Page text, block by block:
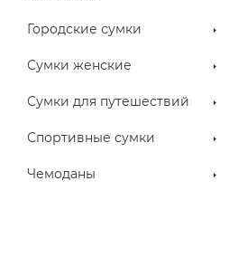
Городские сумки
Сумки женские
Сумки для путешествий
Спортивные сумки
Чемоданы